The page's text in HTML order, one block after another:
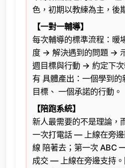
色，初期以教練為主，後
【一對一輔導】
每次輔導的標準流程：暖
度 → 解決遇到的問題 →
週目標與行動 → 約定下
有 具體產出：一個學到
目標、 一個承諾的行動。
【陪跑系統】
新人最需要的不是理論，
一次打電話 — 上線在旁
線 陪著去；第一次 ABC
成交 — 上線在旁邊支持